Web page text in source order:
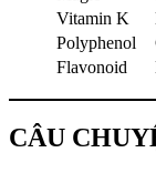
Vitamin K
Polyphenol
Flavonoid
CÂU